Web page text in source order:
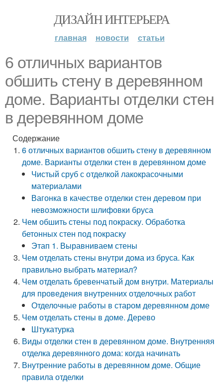
ДИЗАЙН ИНТЕРЬЕРА
главная новости статьи
6 отличных вариантов
обшить стену в деревянном
доме. Варианты отделки стен
в деревянном доме
Содержание
6 отличных вариантов обшить стену в деревянном
доме. Варианты отделки стен в деревянном доме
Чистый сруб с отделкой лакокрасочными
материалами
Вагонка в качестве отделки стен деревом при
невозможности шлифовки бруса
Чем обшить стены под покраску. Обработка
бетонных стен под покраску
Этап 1. Выравниваем стены
Чем отделать стены внутри дома из бруса. Как
правильно выбрать материал?
Чем отделать бревенчатый дом внутри. Материалы
для проведения внутренних отделочных работ
Отделочные работы в старом деревянном доме
Чем отделать стены в доме. Дерево
Штукатурка
Виды отделки стен в деревянном доме. Внутренняя
отделка деревянного дома: когда начинать
Внутренние работы в деревянном доме. Общие
правила отделки